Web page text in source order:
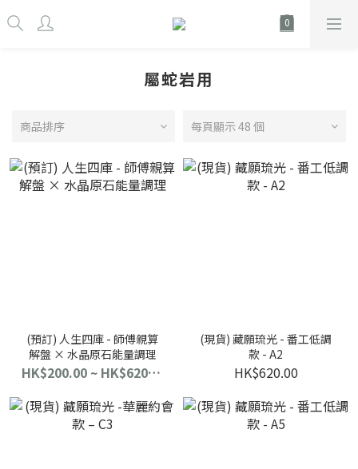
屬蛇岩用
商品排序 每頁顯示 48 個
(預訂) 人生四庫 - 師傅親算
解盤 × 水晶原石能量調理
HK$200.00 ~ HK$620.00
(現貨) 藏願琉光 - 番工低調
款 - A2
HK$620.00